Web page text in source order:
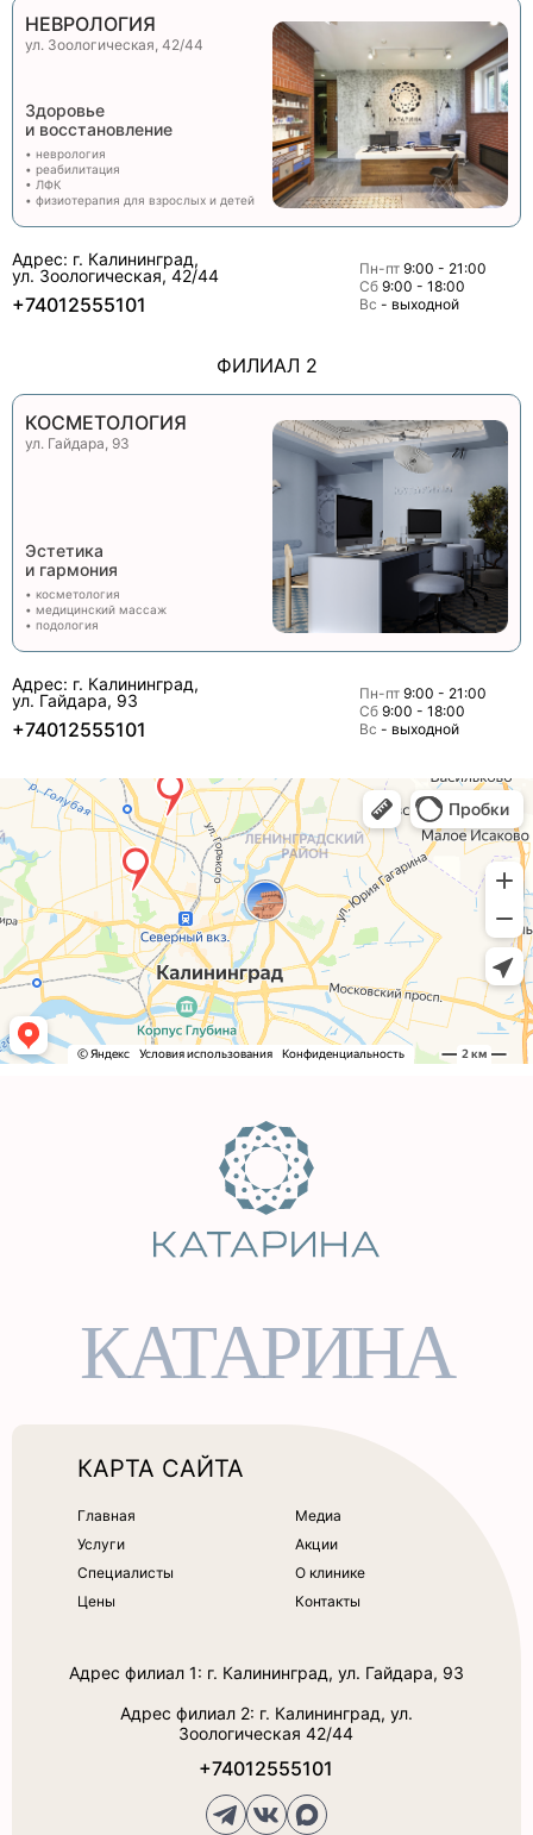
НЕВРОЛОГИЯ
ул. Зоологическая, 42/44
Здоровье
и восстановление
• неврология
• реабилитация
• ЛФК
• физиотерапия для взрослых и детей
Адрес: г. Калининград,
ул. Зоологическая, 42/44
+74012555101
Пн-пт 9:00 - 21:00
Сб 9:00 - 18:00
Вс - выходной
ФИЛИАЛ 2
КОСМЕТОЛОГИЯ
ул. Гайдара, 93
Эстетика
и гармония
• косметология
• медицинский массаж
• подология
Адрес: г. Калининград,
ул. Гайдара, 93
+74012555101
Пн-пт 9:00 - 21:00
Сб 9:00 - 18:00
Вс - выходной
КАТАРИНА
КАРТА САЙТА
Главная
Услуги
Специалисты
Цены
Медиа
Акции
О клинике
Контакты
Адрес филиал 1: г. Калининград, ул. Гайдара, 93
Адрес филиал 2: г. Калининград, ул.
Зоологическая 42/44
+74012555101